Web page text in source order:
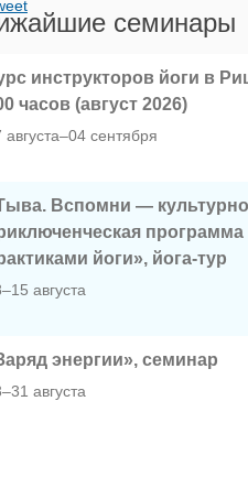
семинары
инструкторов йоги в
часов (август 2026)
августа–04 сентября
Вспомни —
йоги», йога-тур
августа
энергии», семинар
августа